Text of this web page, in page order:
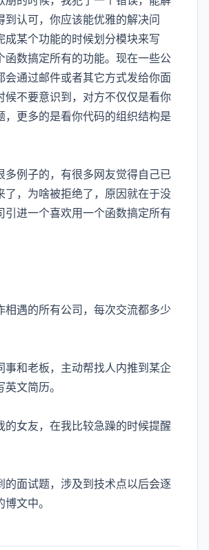
到认可，你应该能优雅的解决问
成某个功能的时候划分模块来写
函数搞定所有的功能。现在一些公
会通过邮件或者其它方式发给你面
候不要意识到，对方不仅仅是看你
，更多的是看你代码的组织结构是
多例子的，有很多网友觉得自己已
了，为啥被拒绝了，原因就在于没
引进一个喜欢用一个函数搞定所有
相遇的所有公司，每次交流都多少
事和老板，主动帮找人内推到某企
文简历。
的女友，在我比较急躁的时候提醒
的面试题，涉及到技术点以后会逐
文中。